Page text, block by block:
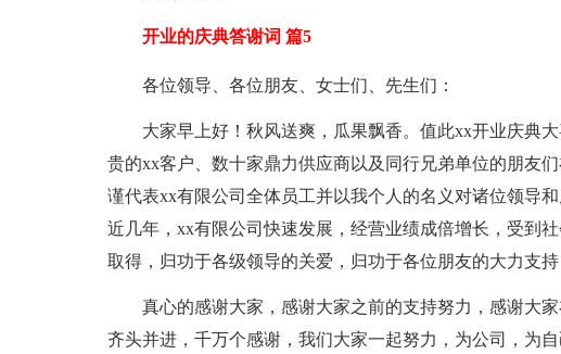
开业的庆典答谢词 篇5
各位领导、各位朋友、女士们、先生们：
大家早上好！秋风送爽，瓜果飘香。值此xx开业庆典
贵的xx客户、数十家鼎力供应商以及同行兄弟单位的朋友
谨代表xx有限公司全体员工并以我个人的名义对诸位领导
近几年，xx有限公司快速发展，经营业绩成倍增长，受到
取得，归功于各级领导的关爱，归功于各位朋友的大力支
真心的感谢大家，感谢大家之前的支持努力，感谢大
齐头并进，千万个感谢，我们大家一起努力，为公司，为自